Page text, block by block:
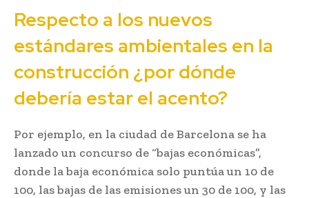
Respecto a los nuevos
estándares ambientales en la
construcción ¿por dónde
debería estar el acento?
Por ejemplo, en la ciudad de Barcelona se ha
lanzado un concurso de “bajas económicas”,
donde la baja económica solo puntúa un 10 de
100, las bajas de las emisiones un 30 de 100, y las